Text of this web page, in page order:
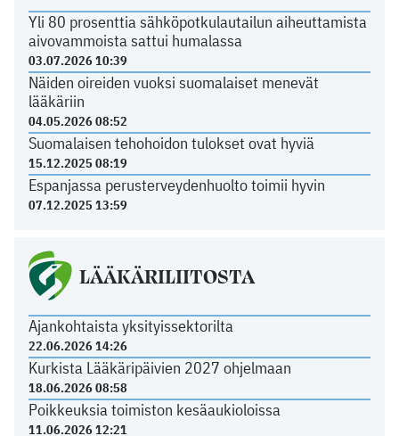
Yli 80 prosenttia sähköpotkulautailun aiheuttamista
aivovammoista sattui humalassa
03.07.2026 10:39
Näiden oireiden vuoksi suomalaiset menevät
lääkäriin
04.05.2026 08:52
Suomalaisen tehohoidon tulokset ovat hyviä
15.12.2025 08:19
Espanjassa perusterveydenhuolto toimii hyvin
07.12.2025 13:59
LÄÄKÄRILIITOSTA
Ajankohtaista yksityissektorilta
22.06.2026 14:26
Kurkista Lääkäripäivien 2027 ohjelmaan
18.06.2026 08:58
Poikkeuksia toimiston kesäaukioloissa
11.06.2026 12:21